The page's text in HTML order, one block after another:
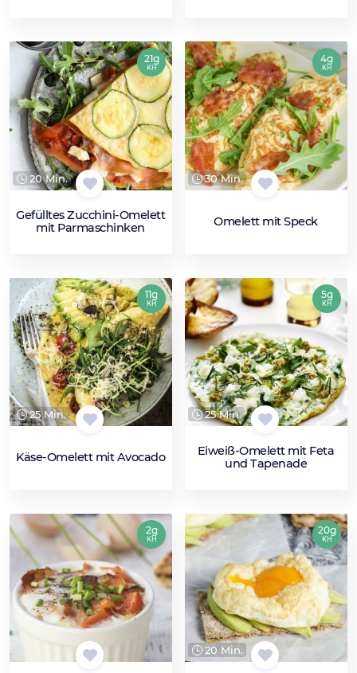
20 Min.
Gefülltes Zucchini-Omelett
mit Parmaschinken
21g
KH
30 Min.
Omelett mit Speck
4g
KH
25 Min.
Käse-Omelett mit Avocado
11g
KH
25 Min.
Eiweiß-Omelett mit Feta
und Tapenade
5g
KH
2g
KH
20 Min.
20g
KH